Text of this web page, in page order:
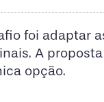
foi adaptar
A
opção.